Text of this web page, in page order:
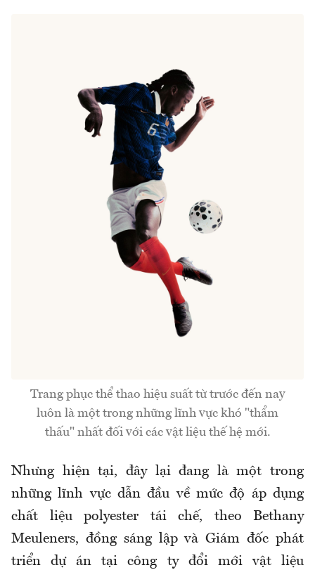
Trang phục thể thao hiệu suất từ trước đến nay
luôn là một trong những lĩnh vực khó "thẩm
thấu" nhất đối với các vật liệu thế hệ mới.
Nhưng hiện tại, đây lại đang là một trong
những lĩnh vực dẫn đầu về mức độ áp dụng
chất liệu polyester tái chế, theo Bethany
Meuleners, đồng sáng lập và Giám đốc phát
triển dự án tại công ty đổi mới vật liệu